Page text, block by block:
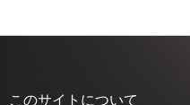
このサイトについて